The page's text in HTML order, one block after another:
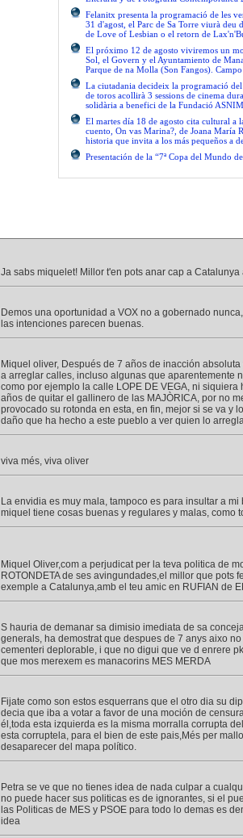
Felanitx presenta la programació de les
31 d'agost, el Parc de Sa Torre viurà deu
de Love of Lesbian o el retorn de
El próximo 12 de agosto viviremos un
Sol, el Govern y el Ayuntamiento de
Parque de na Molla (Son Fangos).
La ciutadania decideix la programació
de toros acollirà 3 sessions de cinema
solidària a benefici de la Fundació
El martes día 18 de agosto cita cultural a
cuento, On vas Marina?, de Joana María
historia que invita a los más pequeños a
Presentación de la “7ª Copa del Mundo
Ja sabs miquelet! Millor t'en pots anar cap a
Demos una oportunidad a VOX no a gobernado
las intenciones parecen buenas.
Miquel oliver, Después de 7 años de inacción
a arreglar calles, incluso algunas que aparentemente
como por ejemplo la calle LOPE DE VEGA, ni siquiera
años de quitar el gallinero de las MAJÒRICA, por no
provocado su rotonda en esta, en fin, mejor si se va y
daño que ha hecho a este pueblo a ver quien lo
viva més, viva oliver
La envidia es muy mala, tampoco es para insultar a
miquel tiene cosas buenas y regulares y malas, como
Miquel Oliver,com a perjudicat per la teva politica de
ROTONDETA de ses avingundades,el millor que pots
exemple a Catalunya,amb el teu amic en RUFIAN de
S hauria de demanar sa dimisio imediata de sa
generals, ha demostrat que despues de 7 anys aixo
cementeri deplorable, i que no digui que ve d enrere
que mos merexem es manacorins MES MERDA
Fijate como son estos esquerrans que el otro dia su
decia que iba a votar a favor de una moción de
él,toda esta izquierda es la misma morralla corrupta
esta corruptela, para el bien de este pais,Més per
desaparecer del mapa político.
Petra se ve que no tienes idea de nada culpar a
no puede hacer sus politicas es de ignorantes, si el
las Politicas de MES y PSOE para todo lo demas es
idea